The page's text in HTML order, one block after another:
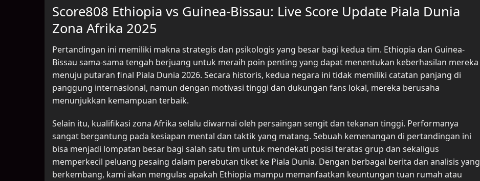
Score808 Ethiopia vs Guinea-Bissau: Live Score Update Piala Dunia
Zona Afrika 2025
Pertandingan ini memiliki makna strategis dan psikologis yang besar bagi kedua tim. Ethiopia dan Guinea-
Bissau sama-sama tengah berjuang untuk meraih poin penting yang dapat menentukan keberhasilan mereka
menuju putaran final Piala Dunia 2026. Secara historis, kedua negara ini tidak memiliki catatan panjang di
panggung internasional, namun dengan motivasi tinggi dan dukungan fans lokal, mereka berusaha
menunjukkan kemampuan terbaik.
Selain itu, kualifikasi zona Afrika selalu diwarnai oleh persaingan sengit dan tekanan tinggi. Performanya
sangat bergantung pada kesiapan mental dan taktik yang matang. Sebuah kemenangan di pertandingan ini
bisa menjadi lompatan besar bagi salah satu tim untuk mendekati posisi teratas grup dan sekaligus
memperkecil peluang pesaing dalam perebutan tiket ke Piala Dunia. Dengan berbagai berita dan analisis yang
berkembang, kami akan mengulas apakah Ethiopia mampu memanfaatkan keuntungan tuan rumah atau